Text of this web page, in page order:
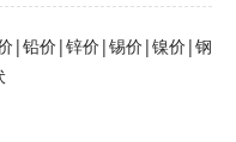
|铅价|锌价|锡价|镍价|钢